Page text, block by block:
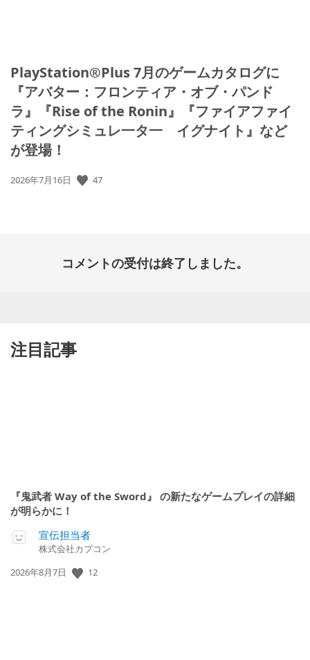
PlayStation®Plus 7月のゲームカタログに
『アバター：フロンティア・オブ・パンド
ラ』『Rise of the Ronin』『ファイアファイ
ティングシミュレ一タ一 イグナイト』など
が登場！
公
2026年7月16日 47
コメントの受付は終了しました。
注目記事
『鬼武者 Way of the Sword』 の新たなゲームプレイの詳細
が明らかに！
宣伝担当者
株式会社カプコン
公
2026年8月7日 12